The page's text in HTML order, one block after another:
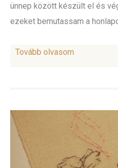
ünnep között készült el és
ezeket bemutassam a
Tovább olvasom